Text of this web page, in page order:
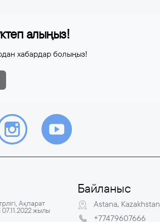
алыңыз!
хабардар болыңыз!
Ақпарат
07.11.2022 жылы
Байланыс
Astana, Kazakhstan
+77479607666